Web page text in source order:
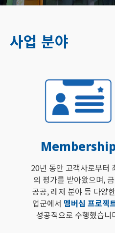
사업 분야
20년 동안 고객사로부터
의 평가를 받아왔으며,
공공, 레저 분야 등 다양
업군에서 멤버십 프로젝
성공적으로 수행했습니